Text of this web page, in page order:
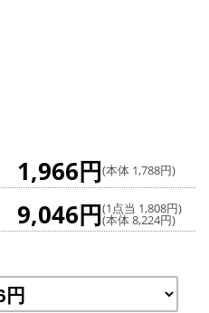
1,966円(本体 1,788円)
9,046円(1点当 1,808円)
(本体 8,224円)